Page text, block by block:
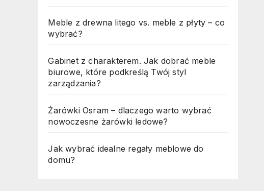
Meble z drewna litego vs. meble z płyty – co
wybrać?
Gabinet z charakterem. Jak dobrać meble
biurowe, które podkreślą Twój styl
zarządzania?
Żarówki Osram – dlaczego warto wybrać
nowoczesne żarówki ledowe?
Jak wybrać idealne regały meblowe do
domu?